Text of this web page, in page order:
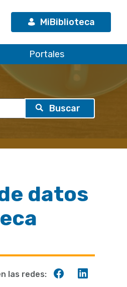
MiBiblioteca
Portales
datos
Compartir
las redes: